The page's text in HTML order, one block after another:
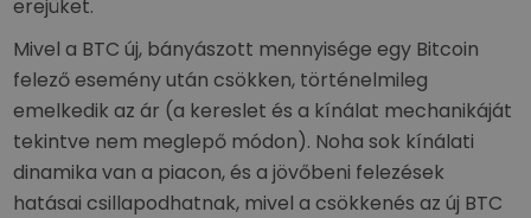
erejüket.
Mivel a BTC új, bányászott mennyisége egy Bitcoin
felező esemény után csökken, történelmileg
emelkedik az ár (a kereslet és a kínálat mechanikáját
tekintve nem meglepő módon). Noha sok kínálati
dinamika van a piacon, és a jövőbeni felezések
hatásai csillapodhatnak, mivel a csökkenés az új BTC